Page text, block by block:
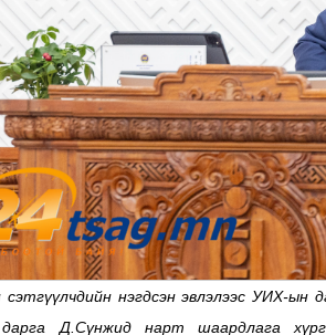
нэгдсэн эвлэлээс УИХ-
Д.Сүнжид нарт шаардлага